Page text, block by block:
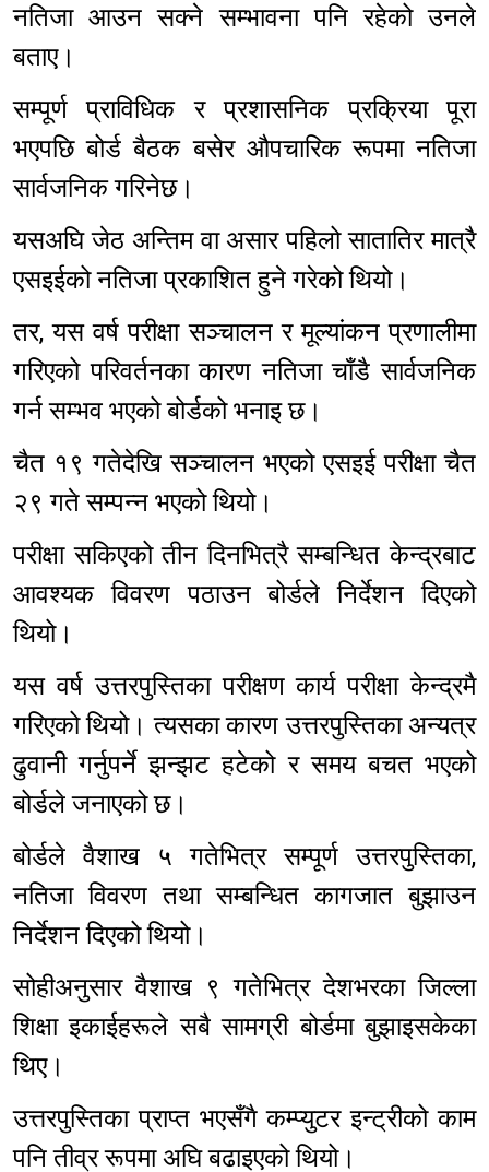
नतिजा आउन सक्ने सम्भावना पनि रहेको उनले
बताए।
सम्पूर्ण प्राविधिक र प्रशासनिक प्रक्रिया पूरा
भएपछि बोर्ड बैठक बसेर औपचारिक रूपमा नतिजा
सार्वजनिक गरिनेछ।
यसअघि जेठ अन्तिम वा असार पहिलो सातातिर मात्रै
एसइईको नतिजा प्रकाशित हुने गरेको थियो।
तर, यस वर्ष परीक्षा सञ्चालन र मूल्यांकन प्रणालीमा
गरिएको परिवर्तनका कारण नतिजा चाँडै सार्वजनिक
गर्न सम्भव भएको बोर्डको भनाइ छ।
चैत १९ गतेदेखि सञ्चालन भएको एसइई परीक्षा चैत
२९ गते सम्पन्न भएको थियो।
परीक्षा सकिएको तीन दिनभित्रै सम्बन्धित केन्द्रबाट
आवश्यक विवरण पठाउन बोर्डले निर्देशन दिएको
थियो।
यस वर्ष उत्तरपुस्तिका परीक्षण कार्य परीक्षा केन्द्रमै
गरिएको थियो। त्यसका कारण उत्तरपुस्तिका अन्यत्र
ढुवानी गर्नुपर्ने झन्झट हटेको र समय बचत भएको
बोर्डले जनाएको छ।
बोर्डले वैशाख ५ गतेभित्र सम्पूर्ण उत्तरपुस्तिका,
नतिजा विवरण तथा सम्बन्धित कागजात बुझाउन
निर्देशन दिएको थियो।
सोहीअनुसार वैशाख ९ गतेभित्र देशभरका जिल्ला
शिक्षा इकाईहरूले सबै सामग्री बोर्डमा बुझाइसकेका
थिए।
उत्तरपुस्तिका प्राप्त भएसँगै कम्प्युटर इन्ट्रीको काम
पनि तीव्र रूपमा अघि बढाइएको थियो।